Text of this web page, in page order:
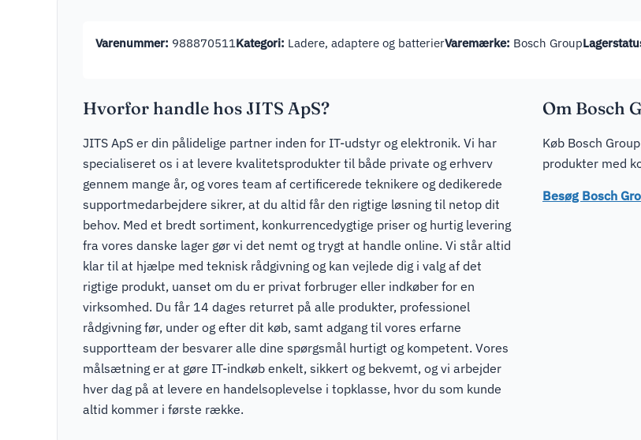
Varenummer: 988870511Kategori: Ladere, adaptere og batterierVaremærke: Bosch Group
Hvorfor handle hos JITS ApS?
JITS ApS er din pålidelige partner inden for IT-udstyr og elektronik. Vi har
specialiseret os i at levere kvalitetsprodukter til både private og erhverv
gennem mange år, og vores team af certificerede teknikere og dedikerede
supportmedarbejdere sikrer, at du altid får den rigtige løsning til netop dit
behov. Med et bredt sortiment, konkurrencedygtige priser og hurtig levering
fra vores danske lager gør vi det nemt og trygt at handle online. Vi står altid
klar til at hjælpe med teknisk rådgivning og kan vejlede dig i valg af det
rigtige produkt, uanset om du er privat forbruger eller indkøber for en
virksomhed. Du får 14 dages returret på alle produkter, professionel
rådgivning før, under og efter dit køb, samt adgang til vores erfarne
supportteam der besvarer alle dine spørgsmål hurtigt og kompetent. Vores
målsætning er at gøre IT-indkøb enkelt, sikkert og bekvemt, og vi arbejder
hver dag på at levere en handelsoplevelse i topklasse, hvor du som kunde
altid kommer i første række.
Om Bosch
Køb Bosch
produkter med
Besøg Bosch